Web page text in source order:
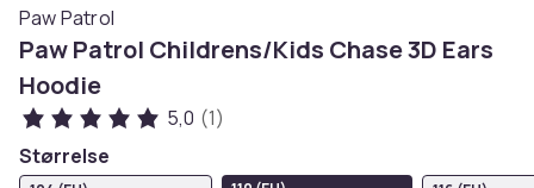
Paw Patrol
Paw Patrol Childrens/Kids Chase 3D Ears
Hoodie
5,0 (1)
Størrelse